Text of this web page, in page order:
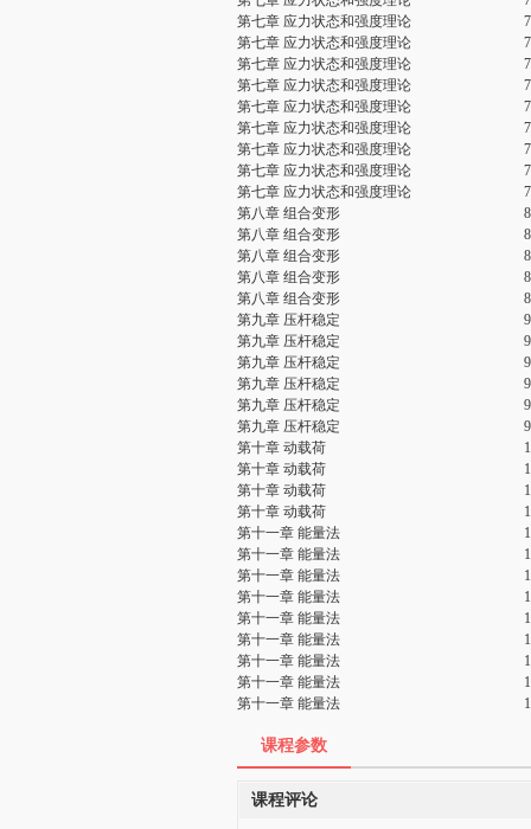
第七章 应力状态和强度理论
第七章 应力状态和强度理论
第七章 应力状态和强度理论
第七章 应力状态和强度理论
第七章 应力状态和强度理论
第七章 应力状态和强度理论
第七章 应力状态和强度理论
第七章 应力状态和强度理论
第七章 应力状态和强度理论
第八章 组合变形
第八章 组合变形
第八章 组合变形
第八章 组合变形
第八章 组合变形
第九章 压杆稳定
第九章 压杆稳定
第九章 压杆稳定
第九章 压杆稳定
第九章 压杆稳定
第九章 压杆稳定
第十章 动载荷
第十章 动载荷
第十章 动载荷
第十章 动载荷
第十一章 能量法
第十一章 能量法
第十一章 能量法
第十一章 能量法
第十一章 能量法
第十一章 能量法
第十一章 能量法
第十一章 能量法
第十一章 能量法
课程参数
课程评论